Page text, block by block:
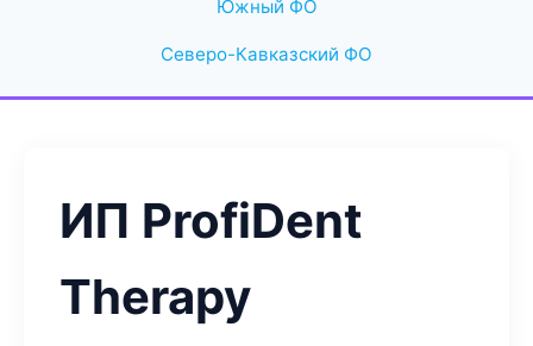
Южный ФО
Северо-Кавказский ФО
ИП ProfiDent
Therapy